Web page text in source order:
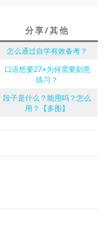
分享/其他
怎么通过自学有效备考？
口语想要27+为何需要刻意
练习？
段子是什么？能用吗？怎么
用？【多图】